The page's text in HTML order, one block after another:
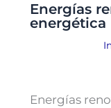
Energías
energética
Energías